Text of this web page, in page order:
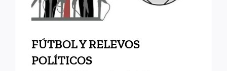
FÚTBOL Y RELEVOS
POLÍTICOS